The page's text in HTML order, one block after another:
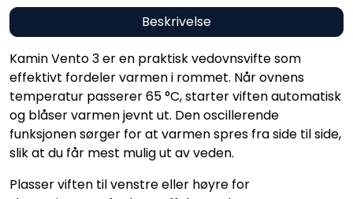
Beskrivelse
Kamin Vento 3 er en praktisk vedovns­vifte som
effektivt fordeler varmen i rommet. Når ovnens
temperatur passerer 65 °C, starter viften automatisk
og blåser varmen jevnt ut. Den oscillerende
funksjonen sørger for at varmen spres fra side til side,
slik at du får mest mulig ut av veden.
Plasser viften til venstre eller høyre for